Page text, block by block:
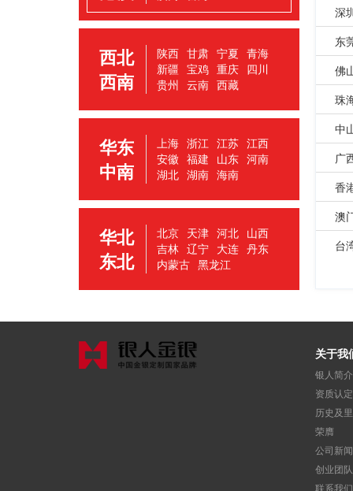
西北
西南
陕西 甘肃 宁夏 青海
新疆 宝鸡 重庆 四川
贵州 云南 西藏
华东
中南
上海 浙江 江苏 江西
安徽 福建 山东 河南
湖北 湖南 海南
华北
东北
北京 天津 河北 山西
吉林 辽宁 大连 丹东
内蒙古 黑龙江
深
东
佛
珠
中
广
香
澳
台
关于我
银人简介
资质认定
历史及
荣膺
公司新
创业团队
联系我们